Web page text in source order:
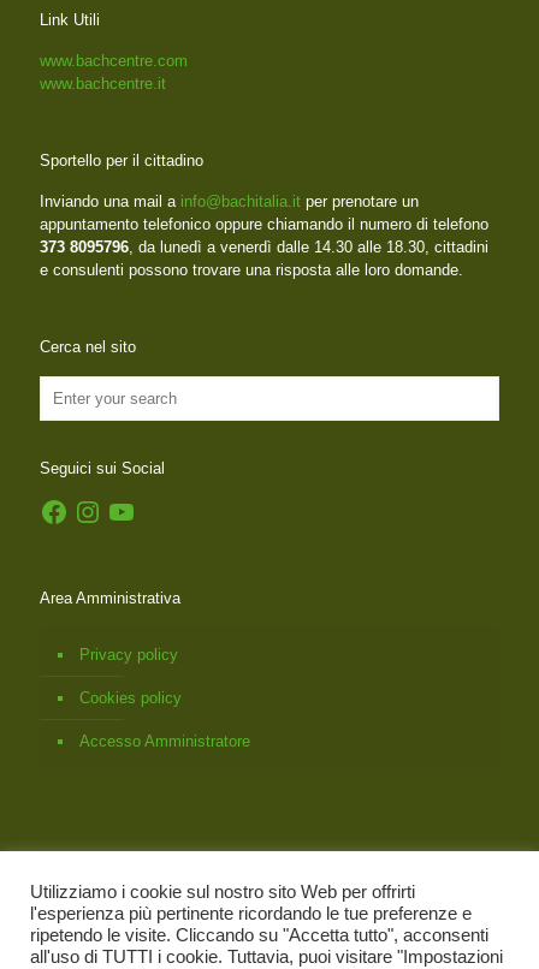
Link Utili
www.bachcentre.com
www.bachcentre.it
Sportello per il cittadino
Inviando una mail a info@bachitalia.it per prenotare un
appuntamento telefonico oppure chiamando il numero di telefono
373 8095796, da lunedì a venerdì dalle 14.30 alle 18.30, cittadini
e consulenti possono trovare una risposta alle loro domande.
Cerca nel sito
Seguici sui Social
FacebookInstagramYouTube
Area Amministrativa
Privacy policy
Cookies policy
Accesso Amministratore
© 2026 Associazione Italiana Bach Foundation Registered
Utilizziamo i cookie sul nostro sito Web per offrirti
l'esperienza più pertinente ricordando le tue preferenze e
ripetendo le visite. Cliccando su "Accetta tutto", acconsenti
all'uso di TUTTI i cookie. Tuttavia, puoi visitare "Impostazioni